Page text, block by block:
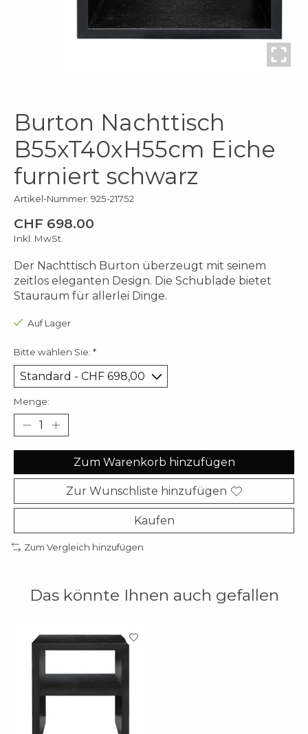
Burton Nachttisch
B55xT40xH55cm Eiche
furniert schwarz
Artikel-Nummer: 925-21752
CHF 698.00
Inkl. MwSt.
Der Nachttisch Burton überzeugt mit seinem
zeitlos eleganten Design. Die Schublade bietet
Stauraum für allerlei Dinge.
Auf Lager
Bitte wählen Sie: *
Menge:
Zum Warenkorb hinzufügen
Zur Wunschliste hinzufügen
Kaufen
Zum Vergleich hinzufügen
Das könnte Ihnen auch gefallen
Produkt-Karussell-Artikel